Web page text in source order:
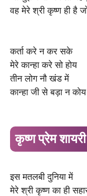
वह मेरे श्री कृष्ण ही है
कर्ता करे न कर सके
मेरे कान्हा करे सो होय
तीन लोग नौ खंड में
कान्हा जी से बड़ा न कोय
कृष्ण प्रेम
इस मतलबी दुनिया में
मेरे श्री कृष्ण का ही